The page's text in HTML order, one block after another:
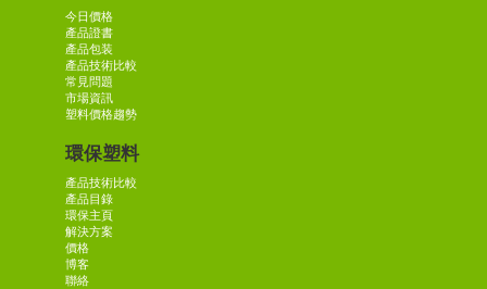
今日價格
產品證書
產品包装
產品技術比較
常見問題
市場資訊
塑料價格趨勢
環保塑料
產品技術比較
產品目錄
環保主頁
解決方案
價格
博客
聯絡